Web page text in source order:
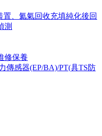
置、氦氣回收充填純化後回
測
修保養
傳感器(EP/BA)/PT(具TS防